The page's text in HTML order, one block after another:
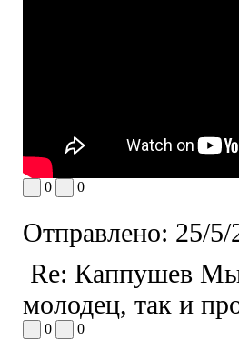
0 0
Отправлено: 25/
Re: Каппушев
молодец, так и
0 0